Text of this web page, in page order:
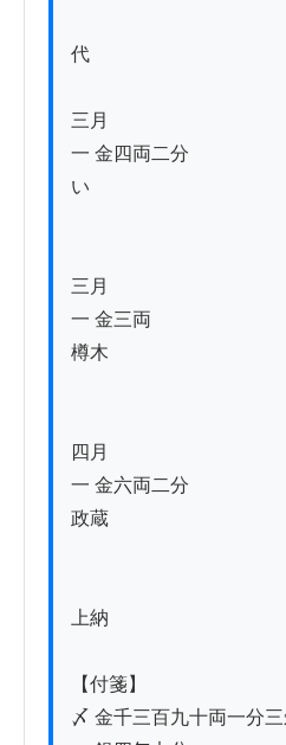
徳十　
代
三月
一 金四両二分　　　　
い
椹樽
三月
一 金三両　　　　　　
樽木
代
四月
一 金六両二分　　　　
政蔵
椹樽
伊藤伴
上納
【付箋】
〆 金千三百九十両一分三